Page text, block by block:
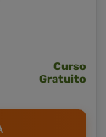
Curso
Gratuito